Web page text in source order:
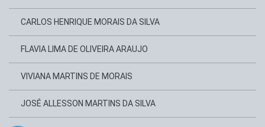
CARLOS HENRIQUE MORAIS DA SILVA
FLAVIA LIMA DE OLIVEIRA ARAUJO
VIVIANA MARTINS DE MORAIS
JOSÉ ALLESSON MARTINS DA SILVA